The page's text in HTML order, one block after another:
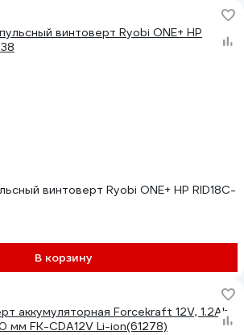
винтоверт Ryobi ONE+ HP RID18C-
В корзину